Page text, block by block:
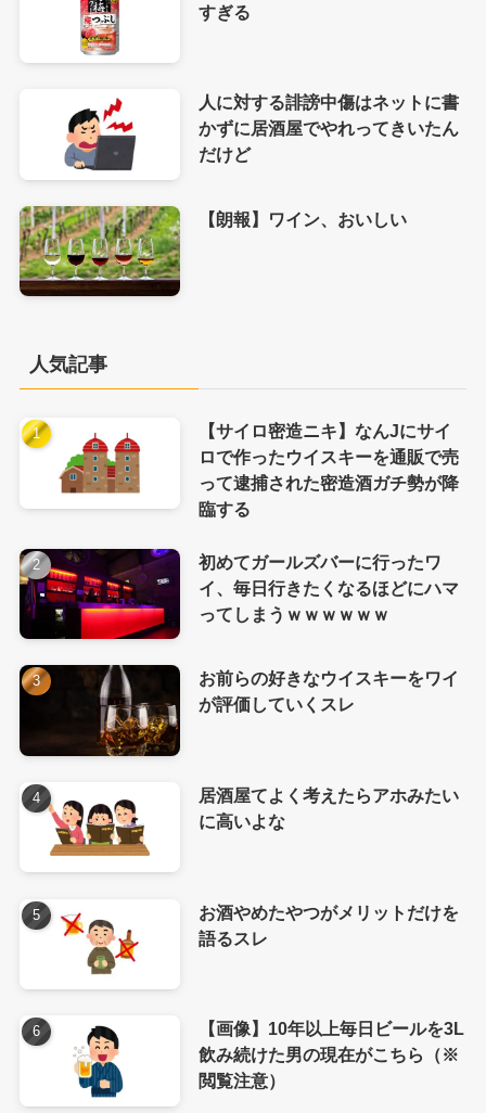
すぎる
人に対する誹謗中傷はネットに書
かずに居酒屋でやれってきいたん
だけど
【朗報】ワイン、おいしい
人気記事
【サイロ密造ニキ】なんJにサイ
ロで作ったウイスキーを通販で売
って逮捕された密造酒ガチ勢が降
臨する
初めてガールズバーに行ったワ
イ、毎日行きたくなるほどにハマ
ってしまうｗｗｗｗｗｗ
お前らの好きなウイスキーをワイ
が評価していくスレ
居酒屋てよく考えたらアホみたい
に高いよな
お酒やめたやつがメリットだけを
語るスレ
【画像】10年以上毎日ビールを3L
飲み続けた男の現在がこちら（※
閲覧注意）